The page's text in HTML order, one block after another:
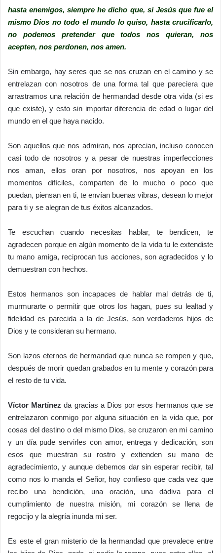
hasta enemigos, siempre he dicho que, si Jesús que fue el
mismo Dios no todo el mundo lo quiso, hasta crucificarlo,
no podemos pretender que todos nos quieran, nos
acepten, nos perdonen, nos amen.
Sin embargo, hay seres que se nos cruzan en el camino y se
entrelazan con nosotros de una forma tal que pareciera que
arrastramos una relación de hermandad desde otra vida (si es
que existe), y esto sin importar diferencia de edad o lugar del
mundo en el que haya nacido.
Son aquellos que nos admiran, nos aprecian, incluso conocen
casi todo de nosotros y a pesar de nuestras imperfecciones
nos aman, ellos oran por nosotros, nos apoyan en los
momentos difíciles, comparten de lo mucho o poco que
puedan, piensan en ti, te envían buenas vibras, desean lo mejor
para ti y se alegran de tus éxitos alcanzados.
Te escuchan cuando necesitas hablar, te bendicen, te
agradecen porque en algún momento de la vida tu le extendiste
tu mano amiga, reciprocan tus acciones, son agradecidos y lo
demuestran con hechos.
Estos hermanos son incapaces de hablar mal detrás de ti,
murmurarte o permitir que otros los hagan, pues su lealtad y
fidelidad es parecida a la de Jesús, son verdaderos hijos de
Dios y te consideran su hermano.
Son lazos eternos de hermandad que nunca se rompen y que,
después de morir quedan grabados en tu mente y corazón para
el resto de tu vida.
Víctor Martínez da gracias a Dios por esos hermanos que se
entrelazaron conmigo por alguna situación en la vida que, por
cosas del destino o del mismo Dios, se cruzaron en mi camino
y un día pude servirles con amor, entrega y dedicación, son
esos que muestran su rostro y extienden su mano de
agradecimiento, y aunque debemos dar sin esperar recibir, tal
como nos lo manda el Señor, hoy confieso que cada vez que
recibo una bendición, una oración, una dádiva para el
cumplimiento de nuestra misión, mi corazón se llena de
regocijo y la alegría inunda mi ser.
Es este el gran misterio de la hermandad que prevalece entre